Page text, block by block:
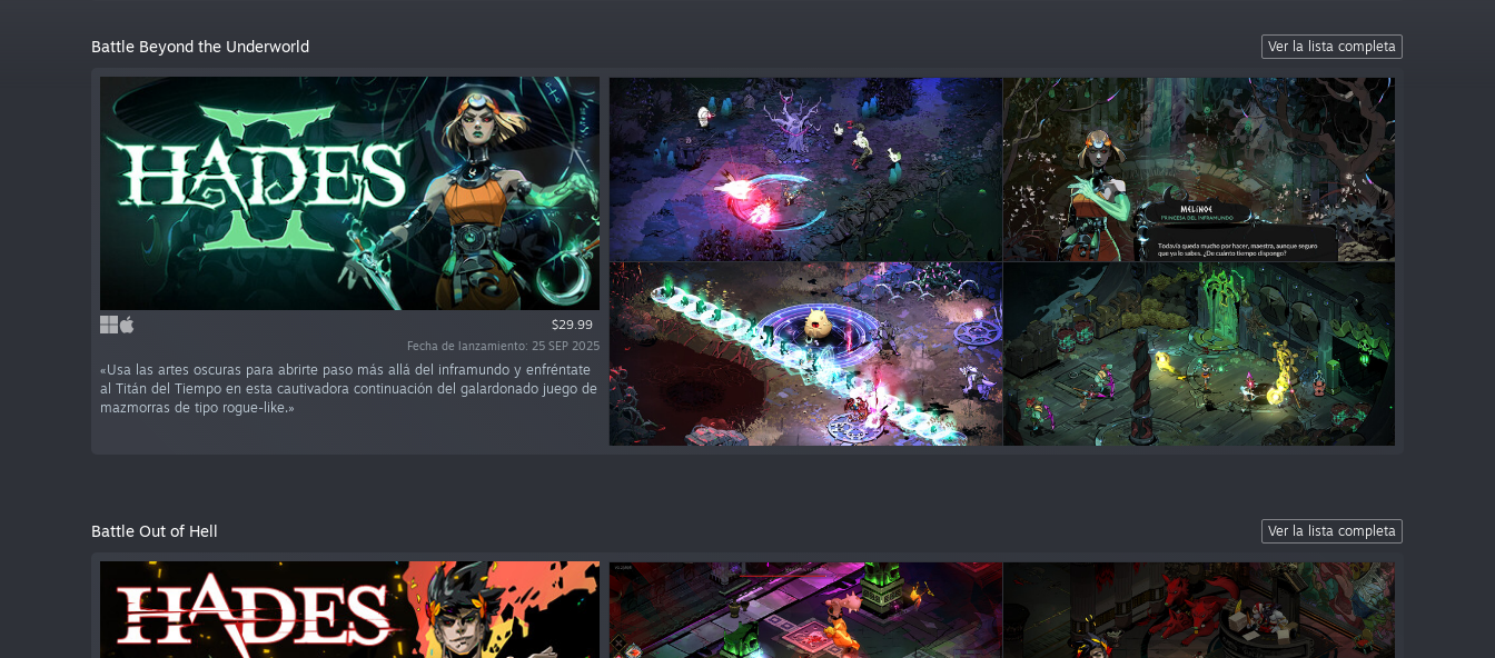
Ver la lista completa
Battle Beyond the Underworld
$29.99
Fecha de lanzamiento: 25 SEP 2025
«Usa las artes oscuras para abrirte paso más allá del inframundo y enfréntate
al Titán del Tiempo en esta cautivadora continuación del galardonado juego de
mazmorras de tipo rogue-like.»
Ver la lista completa
Battle Out of Hell